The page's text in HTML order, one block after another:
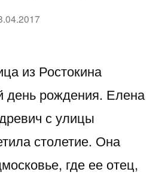
из Ростокина
день рождения. Елена
с улицы
столетие. Она
где ее отец,